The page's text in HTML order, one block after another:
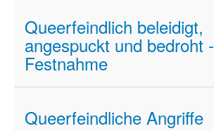
Queerfeindlich beleidigt,
angespuckt und bedroht -
Festnahme
Queerfeindliche Angriffe